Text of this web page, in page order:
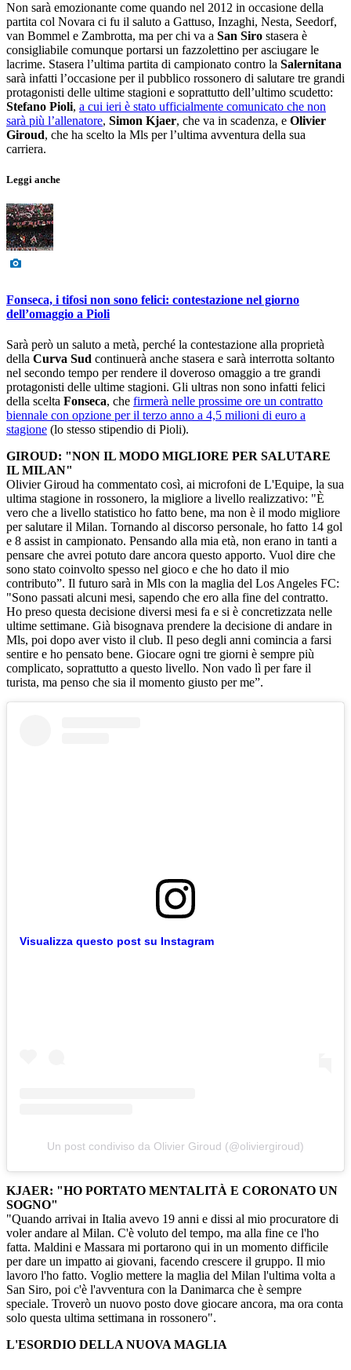
Non sarà emozionante come quando nel 2012 in occasione della
partita col Novara ci fu il saluto a Gattuso, Inzaghi, Nesta, Seedorf,
van Bommel e Zambrotta, ma per chi va a San Siro stasera è
consigliabile comunque portarsi un fazzolettino per asciugare le
lacrime. Stasera l’ultima partita di campionato contro la Salernitana
sarà infatti l’occasione per il pubblico rossonero di salutare tre grandi
protagonisti delle ultime stagioni e soprattutto dell’ultimo scudetto:
Stefano Pioli, a cui ieri è stato ufficialmente comunicato che non
sarà più l’allenatore, Simon Kjaer, che va in scadenza, e Olivier
Giroud, che ha scelto la Mls per l’ultima avventura della sua
carriera.
Leggi anche
Fonseca, i tifosi non sono felici: contestazione nel giorno
dell’omaggio a Pioli
Sarà però un saluto a metà, perché la contestazione alla proprietà
della Curva Sud continuerà anche stasera e sarà interrotta soltanto
nel secondo tempo per rendere il doveroso omaggio a tre grandi
protagonisti delle ultime stagioni. Gli ultras non sono infatti felici
della scelta Fonseca, che firmerà nelle prossime ore un contratto
biennale con opzione per il terzo anno a 4,5 milioni di euro a
stagione (lo stesso stipendio di Pioli).
GIROUD: "NON IL MODO MIGLIORE PER SALUTARE
IL MILAN"
Olivier Giroud ha commentato così, ai microfoni de L'Equipe, la sua
ultima stagione in rossonero, la migliore a livello realizzativo: "È
vero che a livello statistico ho fatto bene, ma non è il modo migliore
per salutare il Milan. Tornando al discorso personale, ho fatto 14 gol
e 8 assist in campionato. Pensando alla mia età, non erano in tanti a
pensare che avrei potuto dare ancora questo apporto. Vuol dire che
sono stato coinvolto spesso nel gioco e che ho dato il mio
contributo”. Il futuro sarà in Mls con la maglia del Los Angeles FC:
"Sono passati alcuni mesi, sapendo che ero alla fine del contratto.
Ho preso questa decisione diversi mesi fa e si è concretizzata nelle
ultime settimane. Già bisognava prendere la decisione di andare in
Mls, poi dopo aver visto il club. Il peso degli anni comincia a farsi
sentire e ho pensato bene. Giocare ogni tre giorni è sempre più
complicato, soprattutto a questo livello. Non vado lì per fare il
turista, ma penso che sia il momento giusto per me”.
Visualizza questo post su Instagram
Un post condiviso da Olivier Giroud (@oliviergiroud)
KJAER: "HO PORTATO MENTALITÀ E CORONATO UN
SOGNO"
"Quando arrivai in Italia avevo 19 anni e dissi al mio procuratore di
voler andare al Milan. C'è voluto del tempo, ma alla fine ce l'ho
fatta. Maldini e Massara mi portarono qui in un momento difficile
per dare un impatto ai giovani, facendo crescere il gruppo. Il mio
lavoro l'ho fatto. Voglio mettere la maglia del Milan l'ultima volta a
San Siro, poi c'è l'avventura con la Danimarca che è sempre
speciale. Troverò un nuovo posto dove giocare ancora, ma ora conta
solo questa ultima settimana in rossonero".
L'ESORDIO DELLA NUOVA MAGLIA